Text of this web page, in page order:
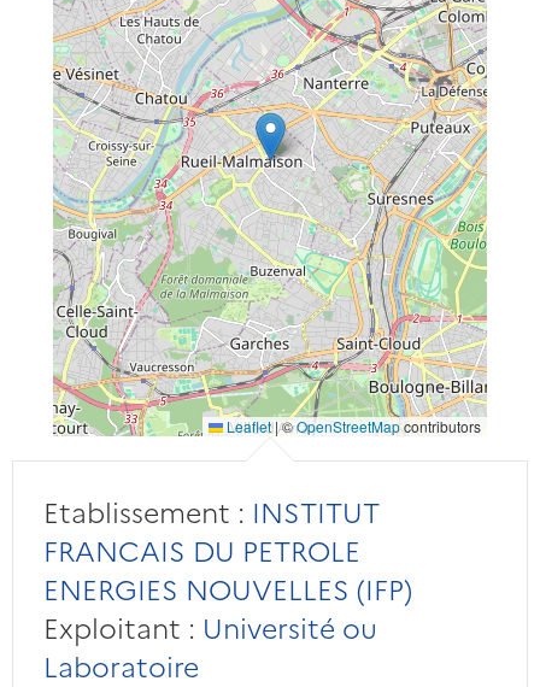
Leaflet |©OpenStreetMapcontributors
Etablissement : INSTITUT
FRANCAIS DU PETROLE
ENERGIES NOUVELLES (IFP)
Exploitant : Université ou
Laboratoire